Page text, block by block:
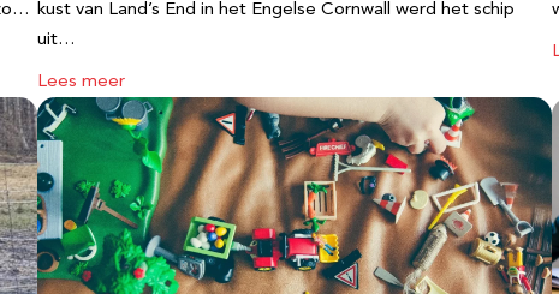
kust van Land’s End in het Engelse Cornwall werd het schip
uit…
Lees meer